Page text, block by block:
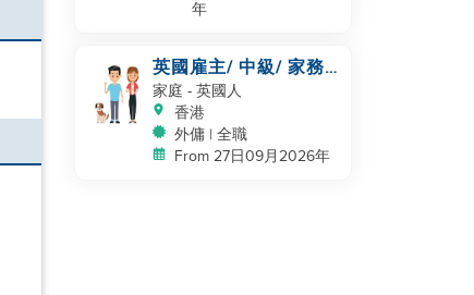
年
英國雇主/ 中級/ 家務
及照顧一隻狗
家庭 - 英國人
香港
外傭 | 全職
From 27日09月2026年